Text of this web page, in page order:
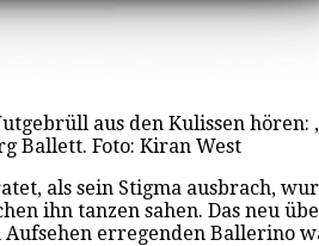
aus den Kulissen hören:
Ballett. Foto: Kiran West
als sein Stigma ausbrach,
ihn tanzen sahen. Das neu
Aufsehen erregenden Ballerino